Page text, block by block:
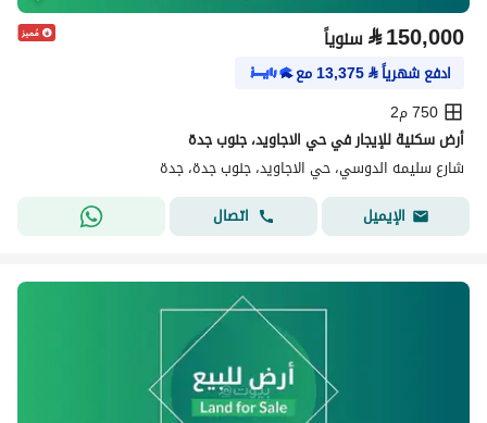
⃁150,000 سنوياً
ادفع شهرياً⃁
13,375مع
750 م2
أرض سكنية للإيجار في حي الاجاويد، جنوب جدة
شارع سليمه الدوسي، حي الاجاويد، جنوب جدة، جدة
الإيميل
اتصال